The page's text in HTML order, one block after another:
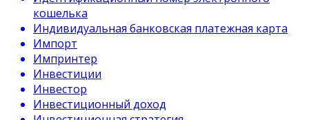
кошелька
Индивидуальная банковская платежная карта
Импорт
Импринтер
Инвестиции
Инвестор
Инвестиционный доход